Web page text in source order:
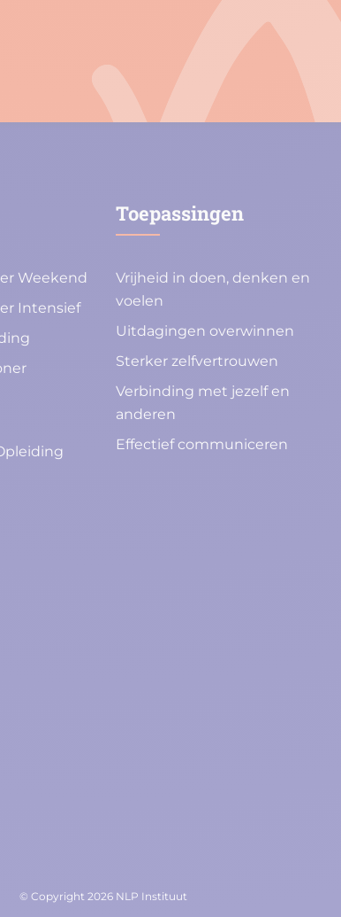
Weekend
Intensief
Toepassingen
Vrijheid in doen, denken en
voelen
Uitdagingen overwinnen
Sterker zelfvertrouwen
Verbinding met jezelf en
anderen
Effectief communiceren
© Copyright 2026 NLP Instituut